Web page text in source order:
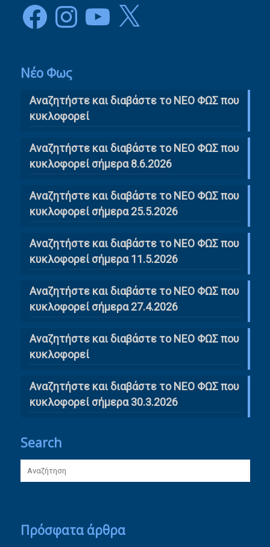
FacebookInstagramYouTube
X
Νέο Φως
Αναζητήστε και διαβάστε το NΕΟ ΦΩΣ που
κυκλοφορεί
Αναζητήστε και διαβάστε το ΝΕΟ ΦΩΣ που
κυκλοφορεί σήμερα 8.6.2026
Αναζητήστε και διαβάστε το ΝΕΟ ΦΩΣ που
κυκλοφορεί σήμερα 25.5.2026
Αναζητήστε και διαβάστε το ΝΕΟ ΦΩΣ που
κυκλοφορεί σήμερα 11.5.2026
Αναζητήστε και διαβάστε το ΝΕΟ ΦΩΣ που
κυκλοφορεί σήμερα 27.4.2026
Αναζητήστε και διαβάστε το ΝΕΟ ΦΩΣ που
κυκλοφορεί
Αναζητήστε και διαβάστε το ΝΕΟ ΦΩΣ που
κυκλοφορεί σήμερα 30.3.2026
Search
Πρόσφατα άρθρα